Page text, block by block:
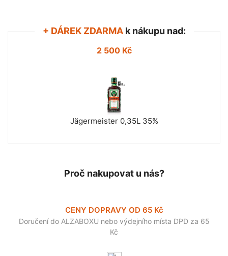
+ DÁREK ZDARMAk nákupu nad:
2 500 Kč
Jägermeister 0,35L 35%
Proč nakupovat u nás?
CENY DOPRAVY OD 65 Kč
Doručení do ALZABOXU nebo výdejního místa DPD za 65
Kč